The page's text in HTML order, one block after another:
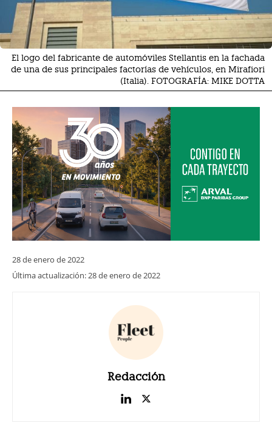
El logo del fabricante de automóviles Stellantis en la fachada
de una de sus principales factorías de vehículos, en Mirafiori
(Italia). FOTOGRAFÍA: MIKE DOTTA
28 de enero de 2022
Última actualización:28 de enero de 2022
Redacción